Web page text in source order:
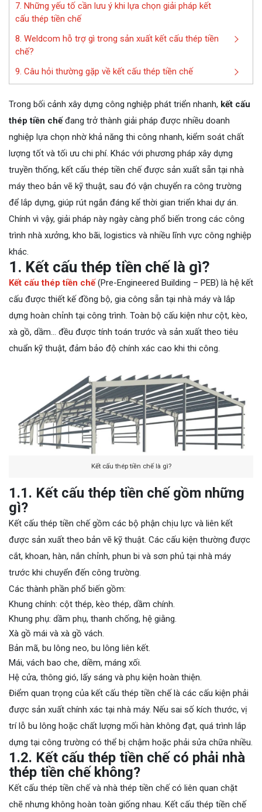
7. Những yếu tố cần lưu ý khi lựa chọn giải pháp kết
cấu thép tiền chế
8. Weldcom hỗ trợ gì trong sản xuất kết cấu thép tiền
chế?
9. Câu hỏi thường gặp về kết cấu thép tiền chế
Trong bối cảnh xây dựng công nghiệp phát triển nhanh, kết cấu
thép tiền chếđang trở thành giải pháp được nhiều doanh
nghiệp lựa chọn nhờ khả năng thi công nhanh, kiểm soát chất
lượng tốt và tối ưu chi phí. Khác với phương pháp xây dựng
truyền thống, kết cấu thép tiền chế được sản xuất sẵn tại nhà
máy theo bản vẽ kỹ thuật, sau đó vận chuyển ra công trường
để lắp dựng, giúp rút ngắn đáng kể thời gian triển khai dự án.
Chính vì vậy, giải pháp này ngày càng phổ biến trong các công
trình nhà xưởng, kho bãi, logistics và nhiều lĩnh vực công nghiệp
khác.
1. Kết cấu thép tiền chế là gì?
Kết cấu thép tiền chế(Pre-Engineered Building – PEB) là hệ kết
cấu được thiết kế đồng bộ, gia công sẵn tại nhà máy và lắp
dựng hoàn chỉnh tại công trình. Toàn bộ cấu kiện như cột, kèo,
xà gồ, dầm… đều được tính toán trước và sản xuất theo tiêu
chuẩn kỹ thuật, đảm bảo độ chính xác cao khi thi công.
Kết cấu thép tiền chế là gì?
1.1. Kết cấu thép tiền chế gồm những
gì?
Kết cấu thép tiền chế gồm các bộ phận chịu lực và liên kết
được sản xuất theo bản vẽ kỹ thuật. Các cấu kiện thường được
cắt, khoan, hàn, nắn chỉnh, phun bi và sơn phủ tại nhà máy
trước khi chuyển đến công trường.
Các thành phần phổ biến gồm:
Khung chính: cột thép, kèo thép, dầm chính.
Khung phụ: dầm phụ, thanh chống, hệ giằng.
Xà gồ mái và xà gồ vách.
Bản mã, bu lông neo, bu lông liên kết.
Mái, vách bao che, diềm, máng xối.
Hệ cửa, thông gió, lấy sáng và phụ kiện hoàn thiện.
Điểm quan trọng của kết cấu thép tiền chế là các cấu kiện phải
được sản xuất chính xác tại nhà máy. Nếu sai số kích thước, vị
trí lỗ bu lông hoặc chất lượng mối hàn không đạt, quá trình lắp
dựng tại công trường có thể bị chậm hoặc phải sửa chữa nhiều.
1.2. Kết cấu thép tiền chế có phải nhà
thép tiền chế không?
Kết cấu thép tiền chế và nhà thép tiền chế có liên quan chặt
chẽ nhưng không hoàn toàn giống nhau. Kết cấu thép tiền chế